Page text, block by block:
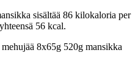
sisältää 86 kilokaloria per
56 kcal.
8x65g 520g mansikka